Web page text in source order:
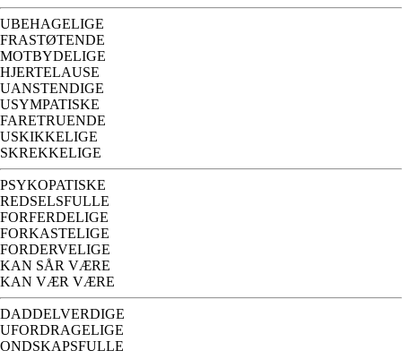
UBEHAGELIGE
FRASTØTENDE
MOTBYDELIGE
HJERTELAUSE
UANSTENDIGE
USYMPATISKE
FARETRUENDE
USKIKKELIGE
SKREKKELIGE
PSYKOPATISKE
REDSELSFULLE
FORFERDELIGE
FORKASTELIGE
FORDERVELIGE
KAN SÅR VÆRE
KAN VÆR VÆRE
DADDELVERDIGE
UFORDRAGELIGE
ONDSKAPSFULLE